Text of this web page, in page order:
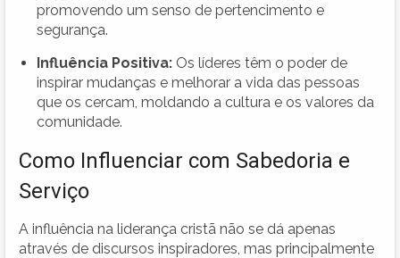
promovendo um senso de pertencimento e
segurança.
Influência Positiva: Os líderes têm o poder de
inspirar mudanças e melhorar a vida das pessoas
que os cercam, moldando a cultura e os valores da
comunidade.
Como Influenciar com Sabedoria e
Serviço
A influência na liderança cristã não se dá apenas
através de discursos inspiradores, mas principalmente